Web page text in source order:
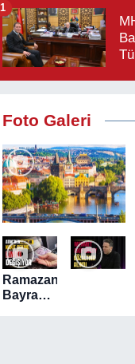
1
Foto Galeri
Ramazan
Bayramı